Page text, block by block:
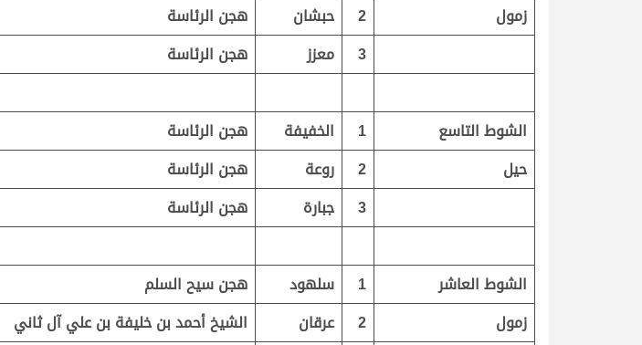
زمول
2 حبشان هجن الرئاسة
3
معزز هجن الرئاسة
الشوط التاسع 1 الخفيفة هجن الرئاسة
حيل
2 روعة هجن الرئاسة
3
جبارة هجن الرئاسة
الشوط العاشر 1 سلهود هجن سيح السلم
زمول
2 عرقان الشيخ أحمد بن خليفة بن علي آل ثاني